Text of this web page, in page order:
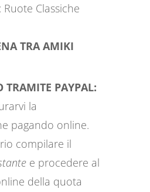
Ruote Classiche
TRA AMIKI
TRAMITE PAYPAL:
la
pagando online.
compilare il
e procedere al
della quota